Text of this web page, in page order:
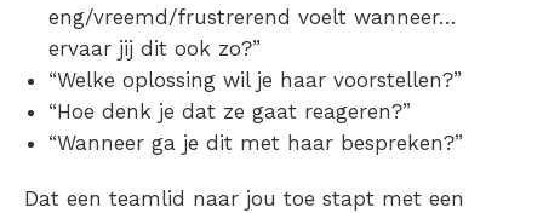
eng/vreemd/frustrerend voelt wanneer…
ervaar jij dit ook zo?”
“Welke oplossing wil je haar voorstellen?”
“Hoe denk je dat ze gaat reageren?”
“Wanneer ga je dit met haar bespreken?”
Dat een teamlid naar jou toe stapt met een